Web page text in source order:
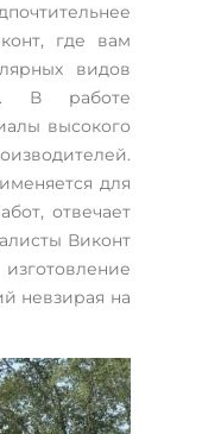
где вам
видов
В работе
высокого
для
отвечает
Виконт
невзирая на